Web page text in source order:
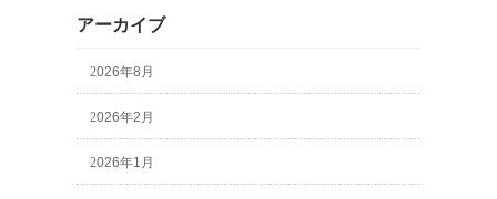
アーカイブ
2026年8月
2026年2月
2026年1月